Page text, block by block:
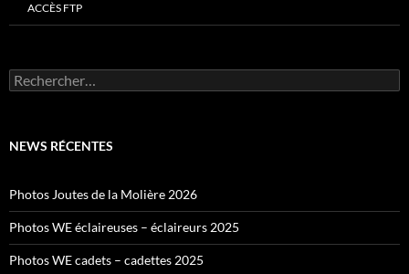
ACCÈS FTP
Rechercher :
NEWS RÉCENTES
Photos Joutes de la Molière 2026
Photos WE éclaireuses – éclaireurs 2025
Photos WE cadets – cadettes 2025